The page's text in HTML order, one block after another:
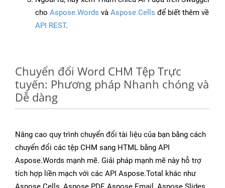
cho Aspose.Words và Aspose.Cells để biết thêm về
API REST.
Chuyển đổi Word CHM Tệp Trực
tuyến: Phương pháp Nhanh chóng và
Dễ dàng
Nâng cao quy trình chuyển đổi tài liệu của bạn bằng cách
chuyển đổi các tệp CHM sang HTML bằng API
Aspose.Words mạnh mẽ. Giải pháp mạnh mẽ này hỗ trợ
tích hợp liền mạch với các API Aspose.Total khác như